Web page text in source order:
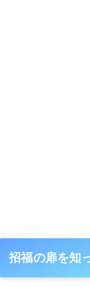
招福の扉を知